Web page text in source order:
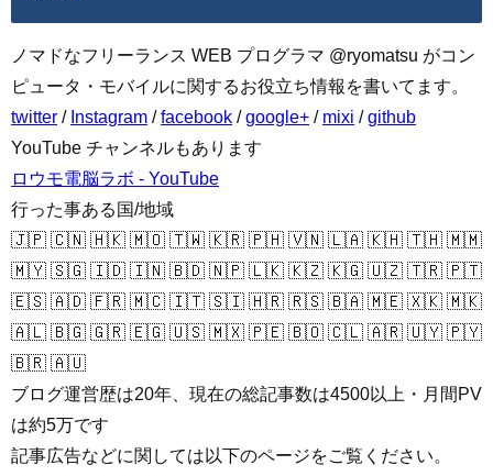
ノマドなフリーランス WEB プログラマ @ryomatsu がコン
ピュータ・モバイルに関するお役立ち情報を書いてます。
twitter / Instagram /facebook /google+ / mixi /github
YouTube チャンネルもあります
ロウモ電脳ラボ - YouTube
行った事ある国/地域
🇯🇵 🇨🇳 🇭🇰 🇲🇴 🇹🇼 🇰🇷 🇵🇭 🇻🇳 🇱🇦 🇰🇭 🇹🇭 🇲🇲
🇲🇾 🇸🇬 🇮🇩 🇮🇳 🇧🇩 🇳🇵 🇱🇰 🇰🇿 🇰🇬 🇺🇿 🇹🇷 🇵🇹
🇪🇸 🇦🇩 🇫🇷 🇲🇨 🇮🇹 🇸🇮 🇭🇷 🇷🇸 🇧🇦 🇲🇪 🇽🇰 🇲🇰
🇦🇱 🇧🇬 🇬🇷 🇪🇬 🇺🇸 🇲🇽 🇵🇪 🇧🇴 🇨🇱 🇦🇷 🇺🇾 🇵🇾
🇧🇷 🇦🇺
ブログ運営歴は20年、現在の総記事数は4500以上・月間PV
は約5万です
記事広告などに関しては以下のページをご覧ください。